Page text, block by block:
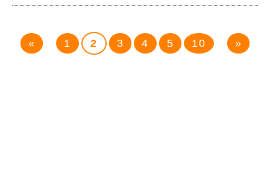
« 1 2 3 4 5 10 »